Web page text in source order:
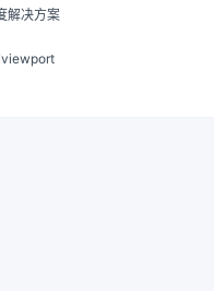
解决方案
viewport